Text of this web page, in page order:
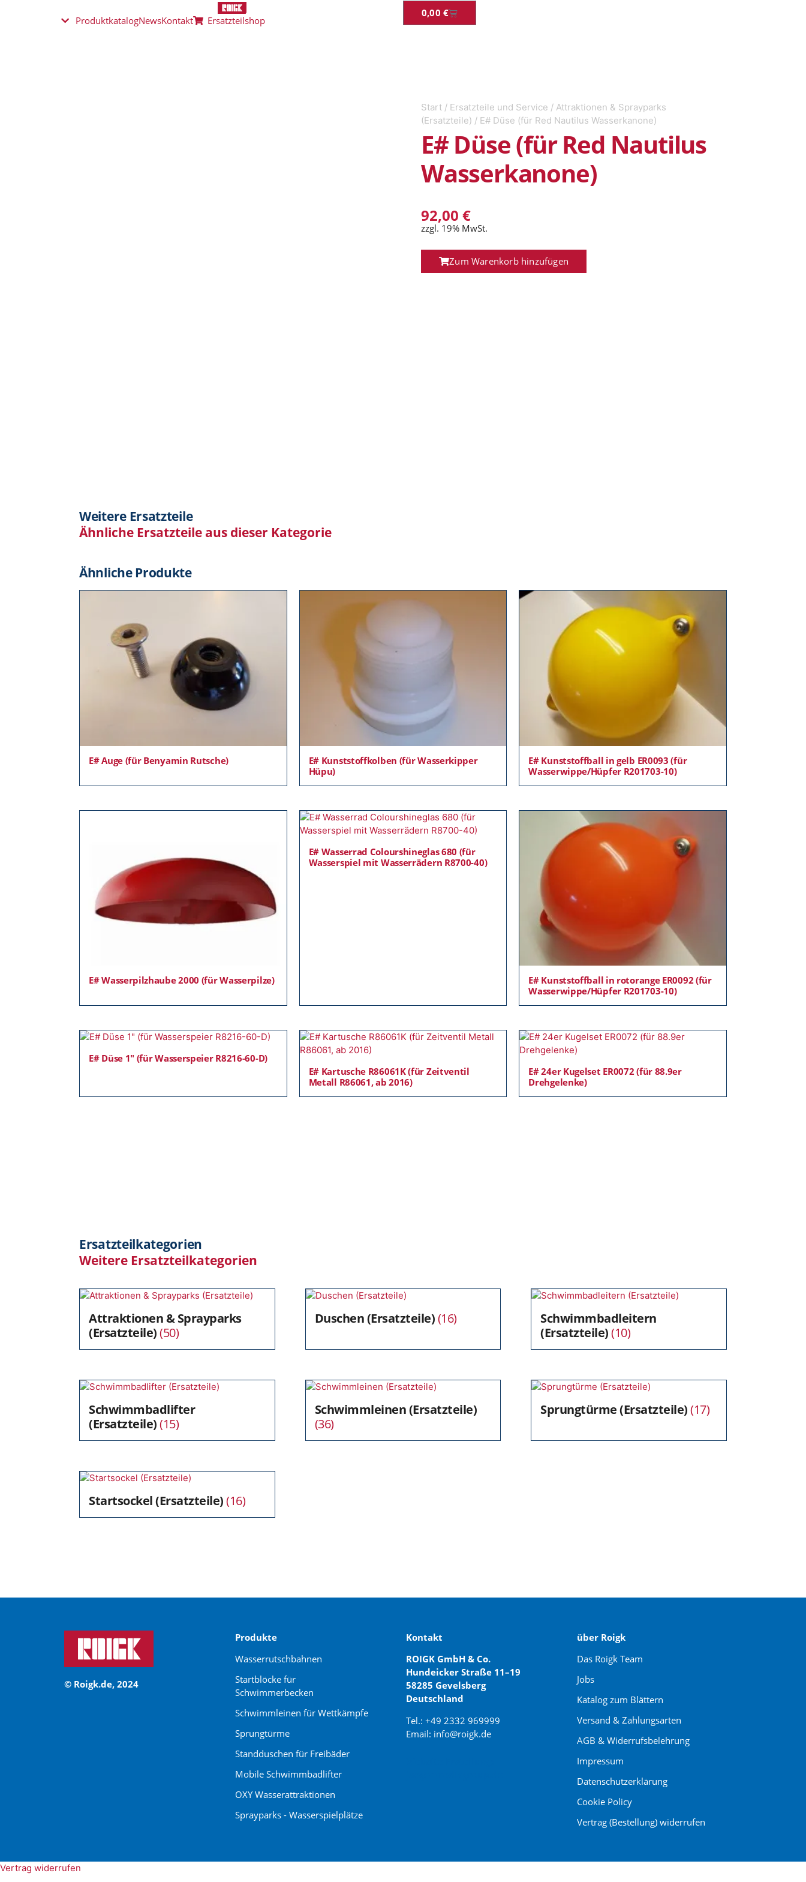
ProduktkatalogNewsKontakt Ersatzteilshop
0,00 €
Start / Ersatzteile und Service / Attraktionen & Sprayparks
(Ersatzteile) / E# Düse (für Red Nautilus Wasserkanone)
E# Düse (für Red Nautilus
Wasserkanone)
92,00 €
zzgl. 19% MwSt.
Zum Warenkorb hinzufügen
Weitere Ersatzteile
Ähnliche Ersatzteile aus dieser Kategorie
Ähnliche Produkte
E# Auge (für Benyamin Rutsche)
E# Kunststoffkolben (für Wasserkipper
Hüpu)
E# Kunststoffball in gelb ER0093 (für
Wasserwippe/Hüpfer R201703-10)
E# Wasserpilzhaube 2000 (für Wasserpilze)
E# Wasserrad Colourshineglas 680 (für
Wasserspiel mit Wasserrädern R8700-40)
E# Kunststoffball in rotorange ER0092 (für
Wasserwippe/Hüpfer R201703-10)
E# Düse 1″ (für Wasserspeier R8216-60-D)
E# Kartusche R86061K (für Zeitventil
Metall R86061, ab 2016)
E# 24er Kugelset ER0072 (für 88.9er
Drehgelenke)
Ersatzteilkategorien
Weitere Ersatzteilkategorien
Attraktionen & Sprayparks
(Ersatzteile)(50)
Duschen (Ersatzteile)(16)
Schwimmbadleitern
(Ersatzteile)(10)
Schwimmbadlifter
(Ersatzteile)(15)
Schwimmleinen (Ersatzteile)
(36)
Sprungtürme (Ersatzteile)(17)
Startsockel (Ersatzteile)(16)
© Roigk.de, 2024
Produkte
Wasserrutschbahnen
Startblöcke für
Schwimmerbecken
Schwimmleinen für Wettkämpfe
Sprungtürme
Standduschen für Freibäder
Mobile Schwimmbadlifter
OXY Wasserattraktionen
Sprayparks - Wasserspielplätze
Kontakt
ROIGK GmbH & Co.
Hundeicker Straße 11–19
58285 Gevelsberg
Deutschland
Tel.: +49 2332 969999
Email: info@roigk.de
über Roigk
Das Roigk Team
Jobs
Katalog zum Blättern
Versand & Zahlungsarten
AGB & Widerrufsbelehrung
Impressum
Datenschutzerklärung
Cookie Policy
Vertrag (Bestellung) widerrufen
Vertrag widerrufen